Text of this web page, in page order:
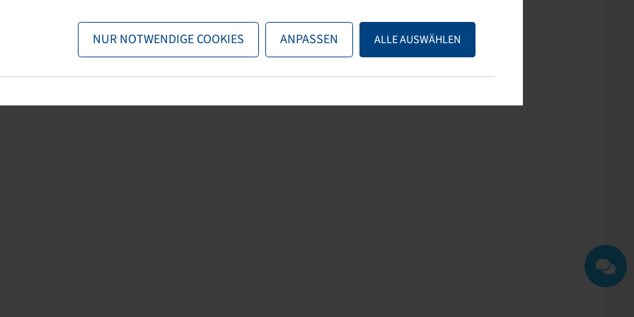
NUR NOTWENDIGE COOKIES ANPASSEN ALLE AUSWÄHLEN
zurück zur Startseite, die Suchfunktionen des Shops nutzen oder uns
direkt kontaktieren.
Tel.: +43 7221/72411–0